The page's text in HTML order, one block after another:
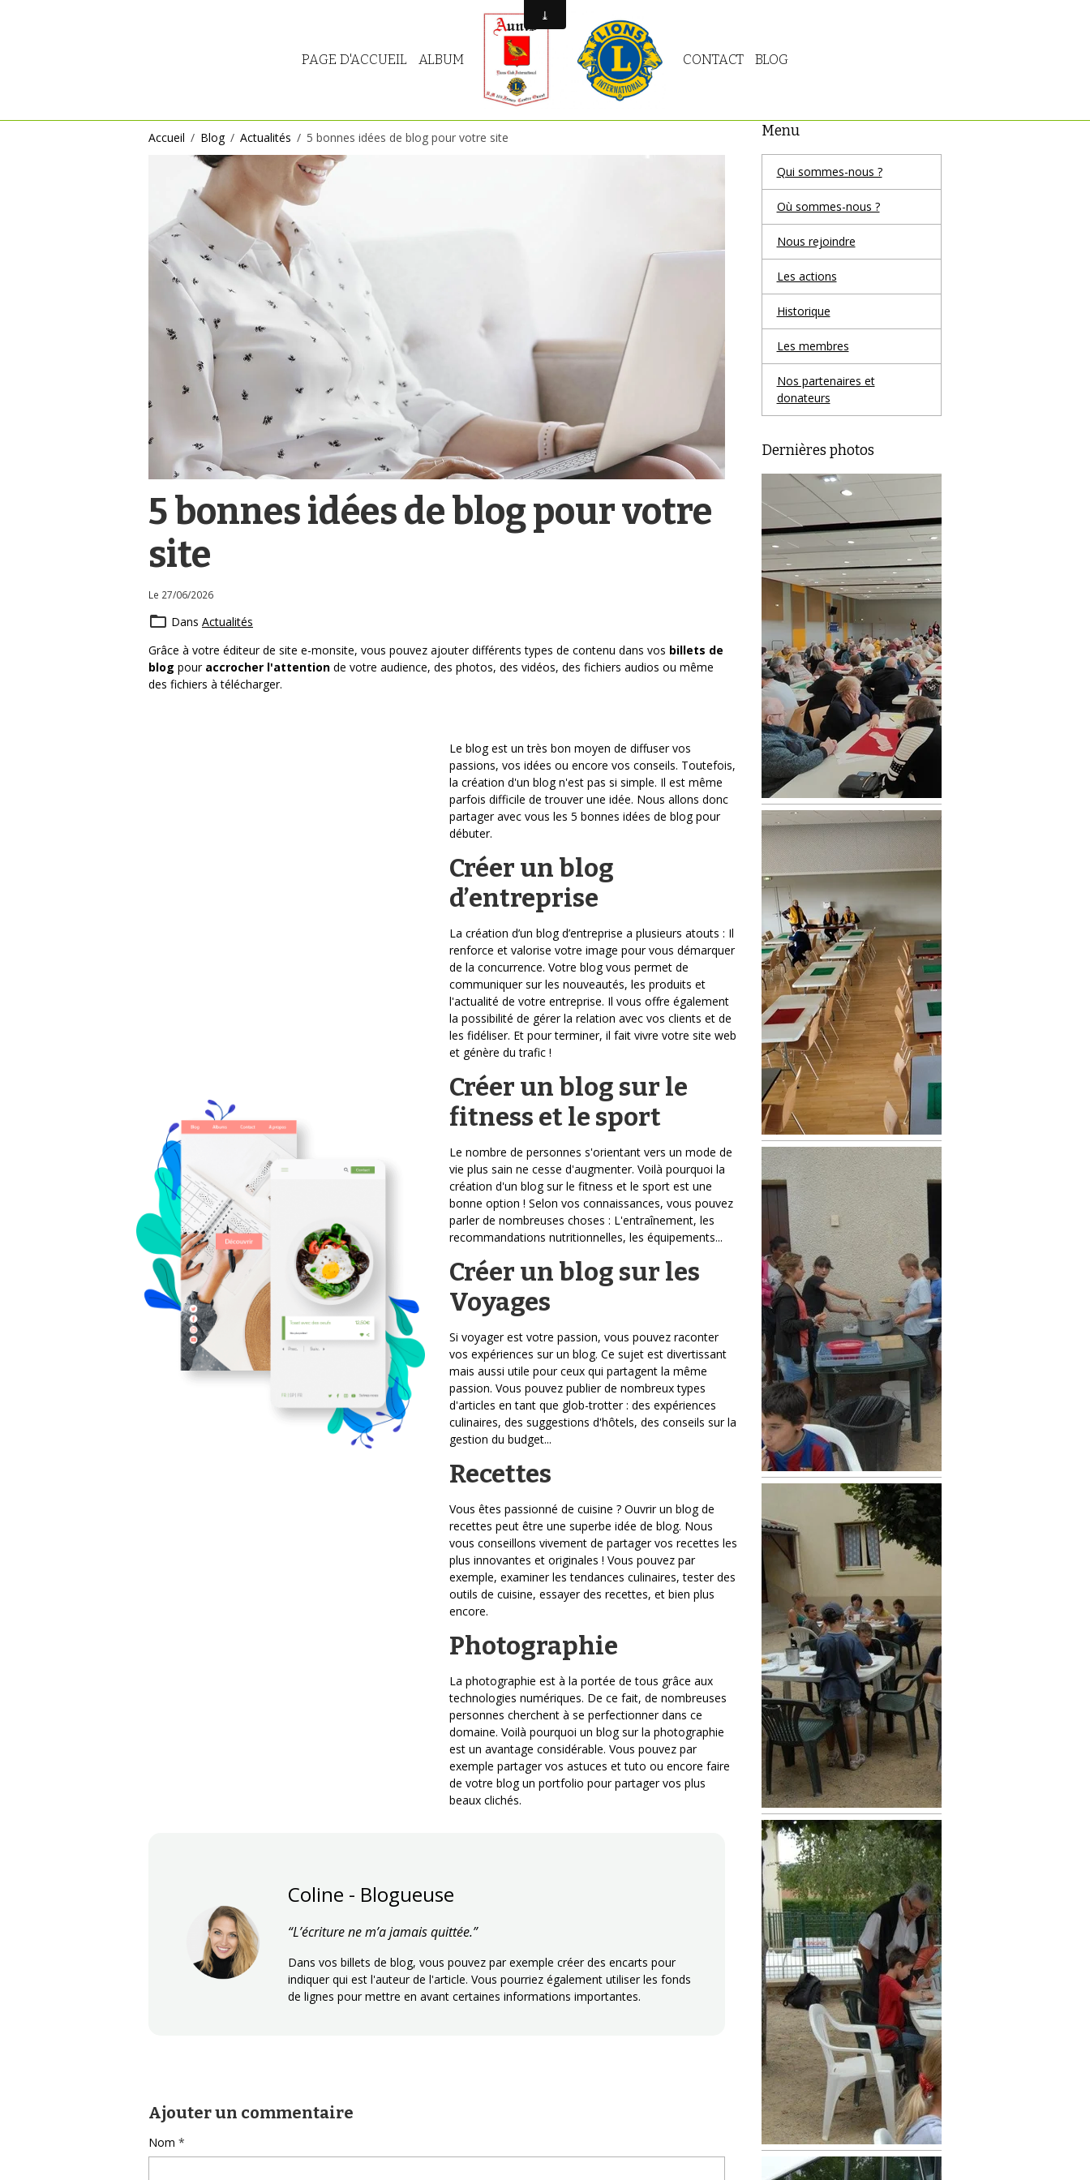
PAGE D'ACCUEIL ALBUM CONTACT BLOG
Accueil Blog Actualités 5 bonnes idées de blog pour votre site
5 bonnes idées de blog pour votre
site
Le 27/06/2026
Dans Actualités
Grâce à votre éditeur de site e-monsite, vous pouvez ajouter différents types de contenu dans vos billets de
blog pour accrocher l'attention de votre audience, des photos, des vidéos, des fichiers audios ou même
des fichiers à télécharger.
Le blog est un très bon moyen de diffuser vos
passions, vos idées ou encore vos conseils. Toutefois,
la création d'un blog n'est pas si simple. Il est même
parfois difficile de trouver une idée. Nous allons donc
partager avec vous les 5 bonnes idées de blog pour
débuter.
Créer un blog
d’entreprise
La création d’un blog d’entreprise a plusieurs atouts : Il
renforce et valorise votre image pour vous démarquer
de la concurrence. Votre blog vous permet de
communiquer sur les nouveautés, les produits et
l'actualité de votre entreprise. Il vous offre également
la possibilité de gérer la relation avec vos clients et de
les fidéliser. Et pour terminer, il fait vivre votre site web
et génère du trafic !
Créer un blog sur le
fitness et le sport
Le nombre de personnes s'orientant vers un mode de
vie plus sain ne cesse d'augmenter. Voilà pourquoi la
création d'un blog sur le fitness et le sport est une
bonne option ! Selon vos connaissances, vous pouvez
parler de nombreuses choses : L'entraînement, les
recommandations nutritionnelles, les équipements...
Créer un blog sur les
Voyages
Si voyager est votre passion, vous pouvez raconter
vos expériences sur un blog. Ce sujet est divertissant
mais aussi utile pour ceux qui partagent la même
passion. Vous pouvez publier de nombreux types
d'articles en tant que glob-trotter : des expériences
culinaires, des suggestions d'hôtels, des conseils sur la
gestion du budget...
Recettes
Vous êtes passionné de cuisine ? Ouvrir un blog de
recettes peut être une superbe idée de blog. Nous
vous conseillons vivement de partager vos recettes les
plus innovantes et originales ! Vous pouvez par
exemple, examiner les tendances culinaires, tester des
outils de cuisine, essayer des recettes, et bien plus
encore.
Photographie
La photographie est à la portée de tous grâce aux
technologies numériques. De ce fait, de nombreuses
personnes cherchent à se perfectionner dans ce
domaine. Voilà pourquoi un blog sur la photographie
est un avantage considérable. Vous pouvez par
exemple partager vos astuces et tuto ou encore faire
de votre blog un portfolio pour partager vos plus
beaux clichés.
Coline - Blogueuse
“L’écriture ne m’a jamais quittée.”
Dans vos billets de blog, vous pouvez par exemple créer des encarts pour
indiquer qui est l'auteur de l'article. Vous pourriez également utiliser les fonds
de lignes pour mettre en avant certaines informations importantes.
Ajouter un commentaire
Nom
Menu
Qui sommes-nous ?
Où sommes-nous ?
Nous rejoindre
Les actions
Historique
Les membres
Nos partenaires et
donateurs
Dernières photos